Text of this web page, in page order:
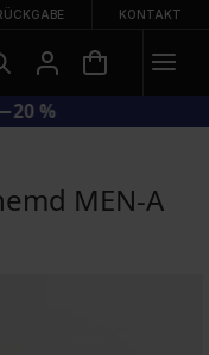
KONTAKT
%
MEN-A